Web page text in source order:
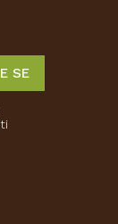
SE